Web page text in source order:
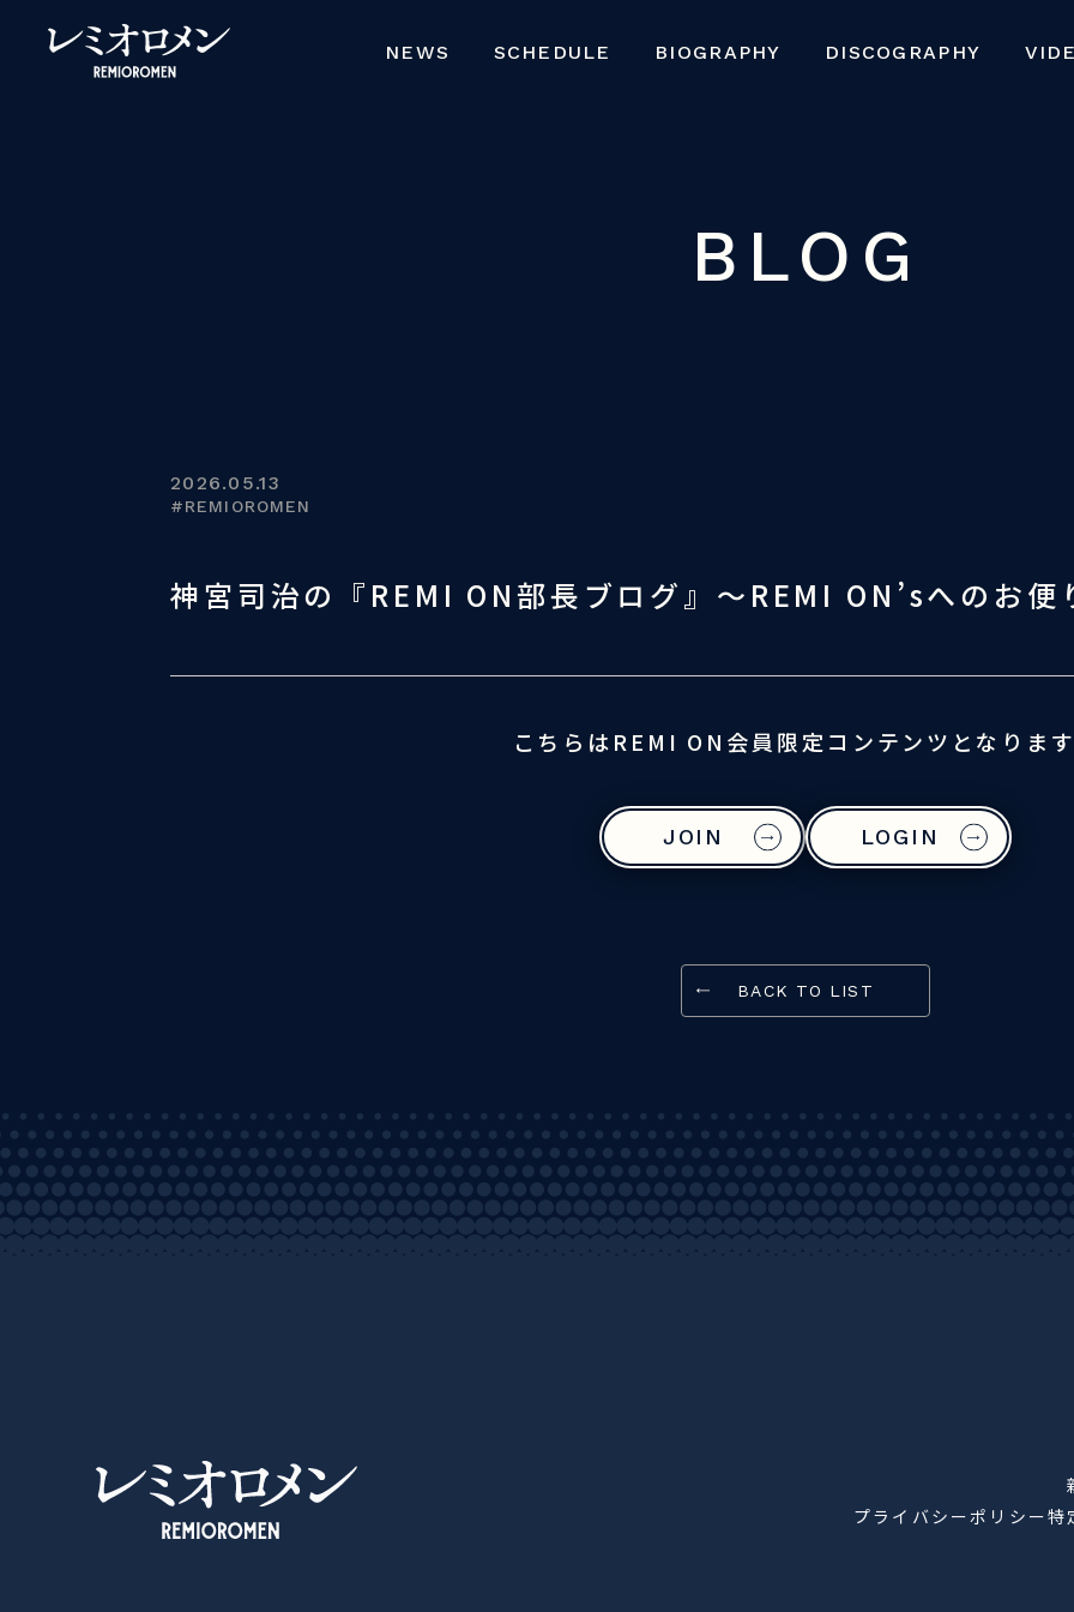
NEWS SCHEDULE BIOGRAPHY DISCOGRAPHY
BLOG
2026.05.13
#REMIOROMEN
神宮司治の『REMI ON部長ブログ』〜REMI ON’sへのお便
こちらはREMI ON会員限定コンテンツとなります
JOIN LOGIN
BACK TO LIST
レミオロメン OFFICIAL SITE
プライバシーポリシー特